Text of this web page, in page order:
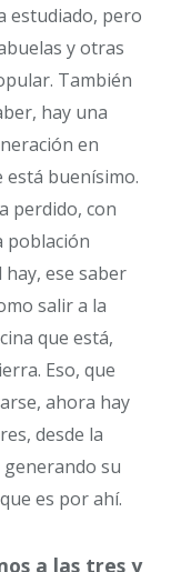
estudiado, pero
y otras
También
hay una
en
está buenísimo.
perdido, con
población
ese saber
salir a la
que está,
Eso, que
ahora hay
desde la
generando su
es por ahí.
a las tres y